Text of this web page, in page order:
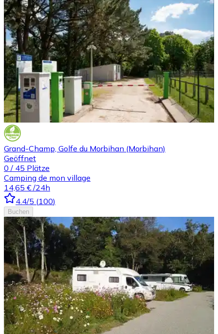
Grand-Champ, Golfe du Morbihan (Morbihan)
Geöffnet
0 / 45 Plätze
Camping de mon village
14,65 € /24h
4.4/5 (100)
Buchen